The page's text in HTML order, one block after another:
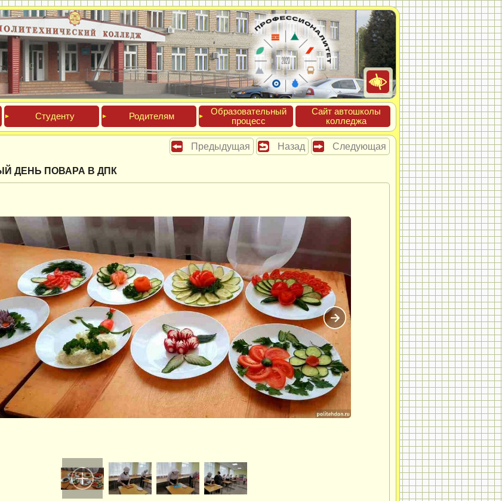
Сту­ден­ту Роди­телям
Обра­зова­тель­ный
про­цесс
Сайт ав­тошко­лы
кол­леджа
Предыдущая Назад Следующая
ДЕНЬ ПОВАРА В ДПК